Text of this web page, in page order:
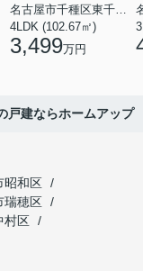
名古屋市千種区東千種台
4LDK (102.67㎡)
3,499万円
戸建ならホームアップ
昭和区
瑞穂区
村区